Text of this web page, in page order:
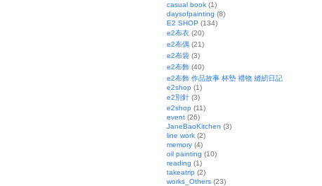
casual book (1)
daysofpainting (8)
E2 SHOP (134)
e2布衣 (20)
e2布偶 (21)
e2布袋 (3)
e2布飾 (40)
e2布飾 作品故事 杯墊 禮物 縫紉日記
e2shop (1)
e2別針 (3)
e2shop (11)
event (26)
JaneBaoKitchen (3)
line work (2)
memory (4)
oil painting (10)
reading (1)
takeatrip (2)
works_Others (23)